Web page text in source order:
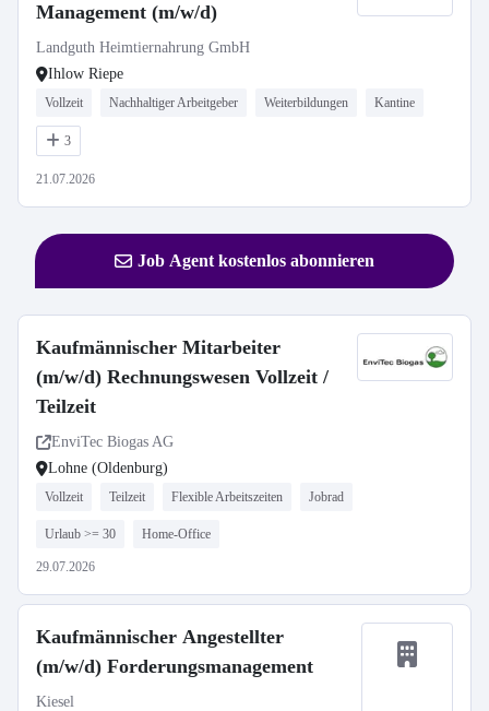
Management (m/w/d)
Landguth Heimtiernahrung GmbH
Ihlow Riepe
Vollzeit Nachhaltiger Arbeitgeber Weiterbildungen Kantine
3
21.07.2026
Job Agent kostenlos abonnieren
Kaufmännischer Mitarbeiter
(m/w/d) Rechnungswesen Vollzeit /
Teilzeit
EnviTec Biogas AG
Lohne (Oldenburg)
Vollzeit Teilzeit Flexible Arbeitszeiten Jobrad
Urlaub >= 30 Home-Office
29.07.2026
Kaufmännischer Angestellter
(m/w/d) Forderungsmanagement
Kiesel